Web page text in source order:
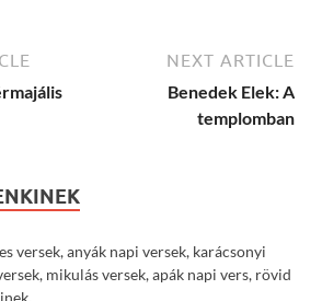
NEXT ARTICLE
Benedek Elek: A
templomban
versek, anyák napi versek, karácsonyi
mikulás versek, apák napi vers, rövid